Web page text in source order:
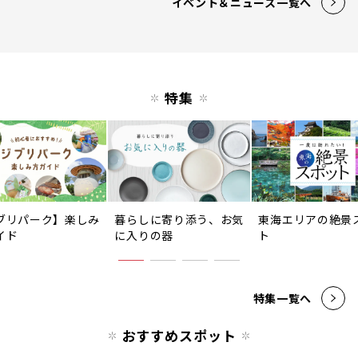
特集
リパーク】楽しみ
ド
暮らしに寄り添う、お気
に入りの器
東海エリアの絶景
ト
特集一覧へ
おすすめスポット